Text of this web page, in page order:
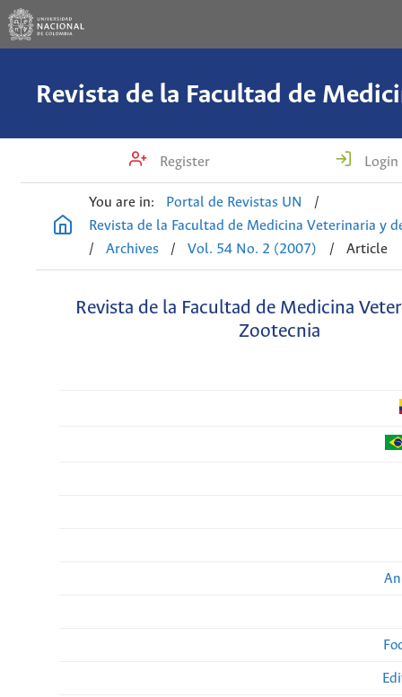
Register Login
You are in: Portal de Revistas UN
/
Revista de la Facultad de Medicina Veterinaria y
/
Archives / Vol. 54 No. 2 (2007) / Article
Revista de la Facultad de Medicina
Zootecnia